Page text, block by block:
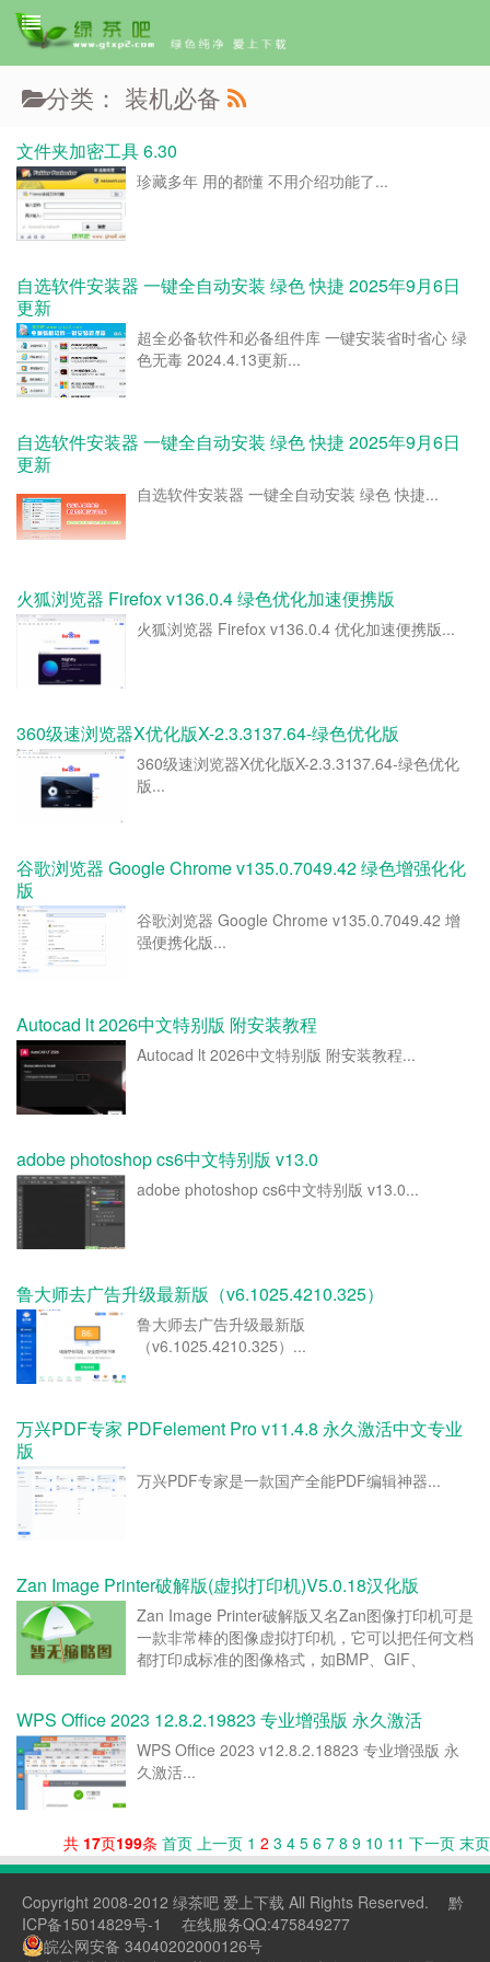
分类： 装机必备
文件夹加密工具 6.30
珍藏多年 用的都懂 不用介绍功能了...
自选软件安装器 一键全自动安装 绿色 快捷 2025年9月6日
更新
超全必备软件和必备组件库 一键安装省时省心 绿
色无毒 2024.4.13更新...
自选软件安装器 一键全自动安装 绿色 快捷 2025年9月6日
更新
自选软件安装器 一键全自动安装 绿色 快捷...
火狐浏览器 Firefox v136.0.4 绿色优化加速便携版
火狐浏览器 Firefox v136.0.4 优化加速便携版...
360级速浏览器X优化版X-2.3.3137.64-绿色优化版
360级速浏览器X优化版X-2.3.3137.64-绿色优化
版...
谷歌浏览器 Google Chrome v135.0.7049.42 绿色增强化化
版
谷歌浏览器 Google Chrome v135.0.7049.42 增
强便携化版...
Autocad lt 2026中文特别版 附安装教程
Autocad lt 2026中文特别版 附安装教程...
adobe photoshop cs6中文特别版 v13.0
adobe photoshop cs6中文特别版 v13.0...
鲁大师去广告升级最新版（v6.1025.4210.325）
鲁大师去广告升级最新版
（v6.1025.4210.325）...
万兴PDF专家 PDFelement Pro v11.4.8 永久激活中文专业
版
万兴PDF专家是一款国产全能PDF编辑神器...
Zan Image Printer破解版(虚拟打印机)V5.0.18汉化版
Zan Image Printer破解版又名Zan图像打印机可是
一款非常棒的图像虚拟打印机，它可以把任何文档
都打印成标准的图像格式，如BMP、GIF、
始软件就可以轻松共享和查看。并...
WPS Office 2023 12.8.2.19823 专业增强版 永久激活
WPS Office 2023 v12.8.2.18823 专业增强版 永
久激活...
共 17页199条 首页 上一页 1 2 3 4 5 6 7 8 9 10 11 下一页 末页
Copyright 2008-2012 绿茶吧 爱上下载 All Rights Reserved.
黔
ICP备15014829号-1
在线服务QQ:475849277
皖公网安备 34040202000126号